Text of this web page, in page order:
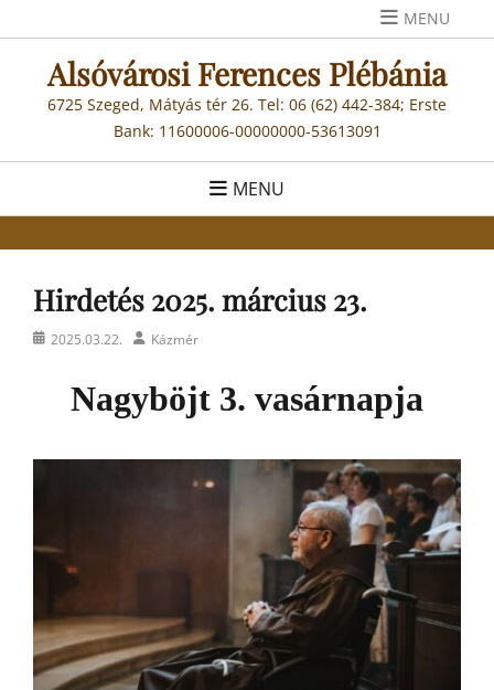
to
content
MENU
Alsóvárosi Ferences Plébánia
6725 Szeged, Mátyás tér 26. Tel: 06 (62) 442-384; Erste
Bank: 11600006-00000000-53613091
MENU
Hirdetés 2025. március 23.
Posted2025.03.22. AuthorKázmér
Nagyböjt 3. vasárnapja